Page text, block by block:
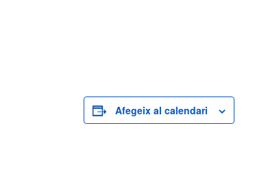
Afegeix al calendari